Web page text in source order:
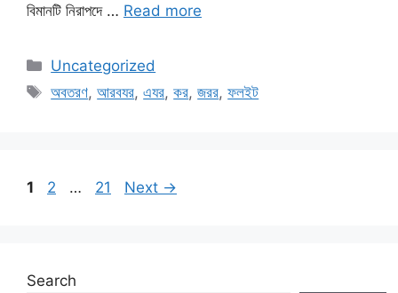
বিমানটি নিরাপদে … Read more
Categories
Uncategorized
Tags
অবতরণ,আরবযর,এযর,কর,জরর,ফলইট
Page
1 Page
2 … Page
21 Next →
Search